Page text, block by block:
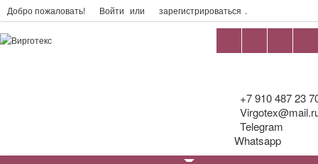
Добро пожаловать! Войти или зарегистрироваться .
+7 910 487 23
Telegram
Whatsapp